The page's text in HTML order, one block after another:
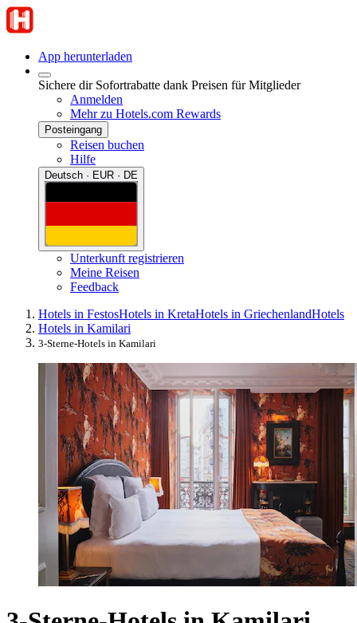
App herunterladen
Sichere dir Sofortrabatte dank Preisen für Mitglieder
Anmelden
Mehr zu Hotels.com Rewards
Posteingang
Reisen buchen
Hilfe
Deutsch · EUR · DE
Unterkunft registrieren
Meine Reisen
Feedback
Hotels in FestosHotels in KretaHotels in GriechenlandHotels
Hotels in Kamilari
3-Sterne-Hotels in Kamilari